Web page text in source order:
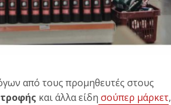
από τους προμηθευτές στους
και άλλα είδη σούπερ μάρκετ,